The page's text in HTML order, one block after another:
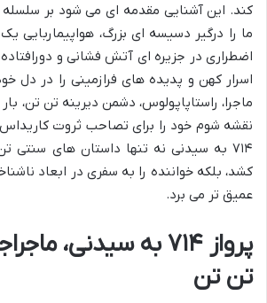
کند. این آشنایی مقدمه ای می شود بر سلسله
ما را درگیر دسیسه ای بزرگ، هواپیماربایی
اضطراری در جزیره ای آتش فشانی و
اسرار کهن و پدیده های فرازمینی را در دل
ماجرا، راستاپاپولوس، دشمن دیرینه تن تن،
نقشه شوم خود را برای تصاحب ثروت کاریداس
۷۱۴ به سیدنی نه تنها داستان های
کشد، بلکه خواننده را به سفری در ابعاد
عمیق تر می برد.
پرواز ۷۱۴ به سیدنی،
تن تن